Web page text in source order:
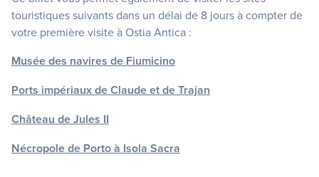
touristiques suivants dans un délai de 8 jours à compter de
votre première visite à Ostia Antica :
Musée des navires de Fiumicino
Ports impériaux de Claude et de Trajan
Château de Jules II
Nécropole de Porto à Isola Sacra